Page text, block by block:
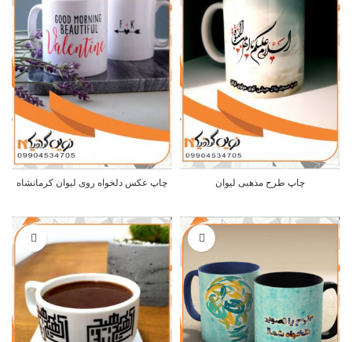
چاپ طرح مذهبی لیوان چاپ عکس دلخواه روی لیوان کرمانشاه